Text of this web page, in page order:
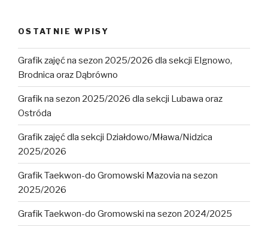
OSTATNIE WPISY
Grafik zajęć na sezon 2025/2026 dla sekcji Elgnowo,
Brodnica oraz Dąbrówno
Grafik na sezon 2025/2026 dla sekcji Lubawa oraz
Ostróda
Grafik zajęć dla sekcji Działdowo/Mława/Nidzica
2025/2026
Grafik Taekwon-do Gromowski Mazovia na sezon
2025/2026
Grafik Taekwon-do Gromowski na sezon 2024/2025